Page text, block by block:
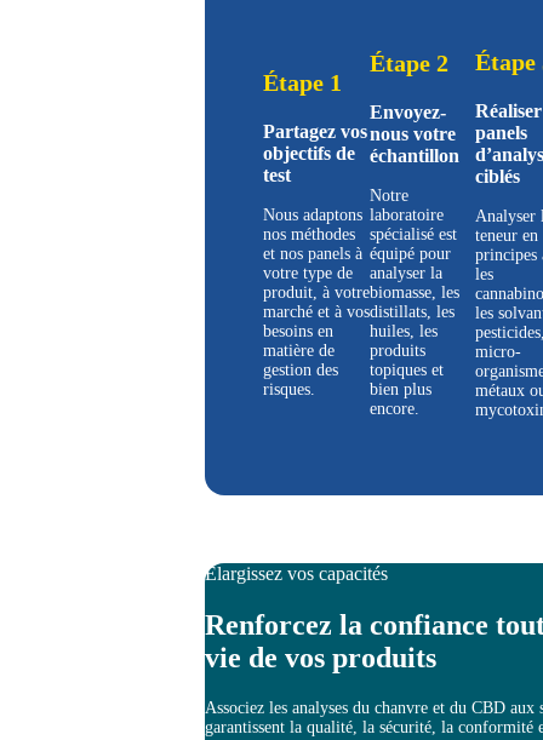
Étape 1
Partagez vos
objectifs de
test
Nous adaptons
nos méthodes
et nos panels à
votre type de
produit, à votre
marché et à vos
besoins en
matière de
gestion des
risques.
Étape 2
Envoyez-
nous votre
échantillon
Notre
laboratoire
spécialisé est
équipé pour
analyser la
biomasse, les
distillats, les
huiles, les
produits
topiques et
bien plus
encore.
Étape
panels
ciblés
Analyser
teneur en
principes
les
les
micro-
métaux
Élargissez vos capacités
Renforcez la confiance
vie de vos produits
Associez les analyses du chanvre et du CBD
garantissent la qualité, la sécurité, la conformité